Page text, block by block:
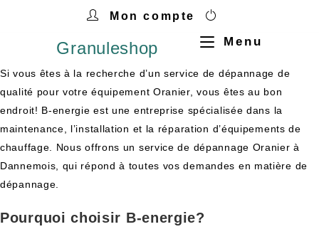
Mon compte
Granuleshop Menu
Si vous êtes à la recherche d’un service de dépannage de
qualité pour votre équipement Oranier, vous êtes au bon
endroit! B-energie est une entreprise spécialisée dans la
maintenance, l’installation et la réparation d’équipements de
chauffage. Nous offrons un service de dépannage Oranier à
Dannemois, qui répond à toutes vos demandes en matière de
dépannage.
Pourquoi choisir B-energie?